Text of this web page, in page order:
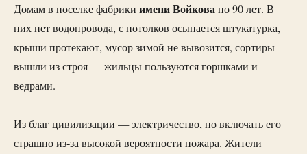
Домам в поселке фабрики имени Войковапо 90 лет. В
них нет водопровода, с потолков осыпается штукатурка,
крыши протекают, мусор зимой не вывозится, сортиры
вышли из строя — жильцы пользуются горшками и
ведрами.
Из благ цивилизации — электричество, но включать его
страшно из-за высокой вероятности пожара. Жители